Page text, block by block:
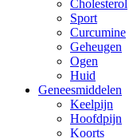
Cholesterol
Sport
Curcumine
Geheugen
Ogen
Huid
Geneesmiddelen
Keelpijn
Hoofdpijn
Koorts